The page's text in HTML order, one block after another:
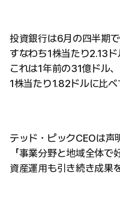
投資銀行は6月の四半期
すなわち1株当たり2.13ド
これは1年前の31億ドル、
1株当たり1.82ドルに比べ
テッド・ピックCEOは声
「事業分野と地域全体で
資産運用も引き続き成果